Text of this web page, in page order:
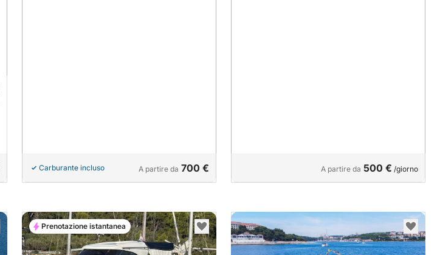
Carburante incluso A partire da 700 € A partire da 500 € /giorno
Prenotazione istantanea